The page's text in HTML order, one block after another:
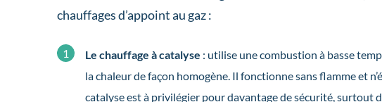
chauffages d’appoint au gaz :
Le chauffage à catalyse : utilise une combustion à basse
la chaleur de façon homogène. Il fonctionne sans flamme et
catalyse est à privilégier pour davantage de sécurité, surtout